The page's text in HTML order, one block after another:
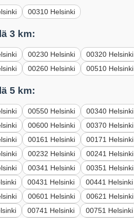
00310 Helsinki
3 km:
00230 Helsinki 00320 Helsinki
00260 Helsinki 00510 Helsinki
5 km:
00550 Helsinki 00340 Helsinki
00600 Helsinki 00370 Helsinki
00161 Helsinki 00171 Helsinki
00232 Helsinki 00241 Helsinki
00341 Helsinki 00351 Helsinki
00431 Helsinki 00441 Helsinki
00601 Helsinki 00621 Helsinki
00741 Helsinki 00751 Helsinki